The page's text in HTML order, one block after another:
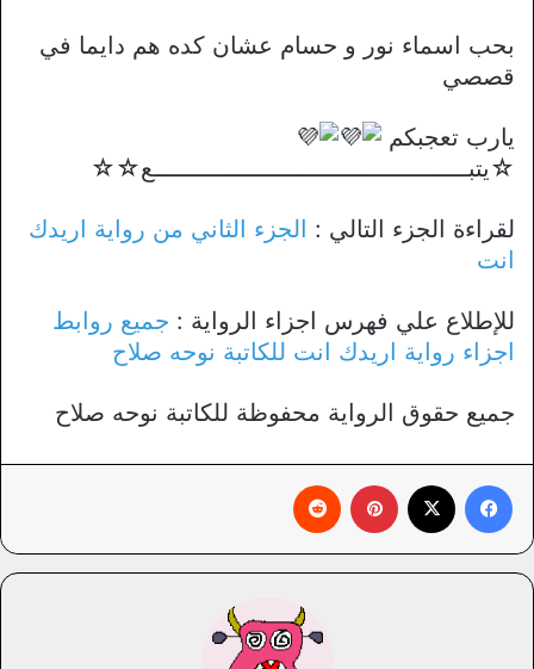
بحب اسماء نور و حسام عشان كده هم دايما في
قصصي
يارب تعجبكم
☆يتبــــــــــــــــــــــــــــــــــــــــــــع☆☆
لقراءة الجزء التالي : الجزء الثاني من رواية اريدك
انت
للإطلاع علي فهرس اجزاء الرواية : جميع روابط
اجزاء رواية اريدك انت للكاتبة نوحه صلاح
جميع حقوق الرواية محفوظة للكاتبة نوحه صلاح